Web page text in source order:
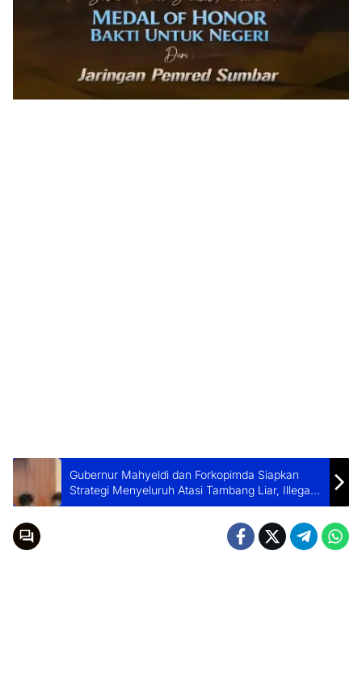
Gubernur Mahyeldi dan Forkopimda Siapkan
Strategi Menyeluruh Atasi Tambang Liar, Illegal
Fishing dan Kelangkaan BBM Bersubsidi